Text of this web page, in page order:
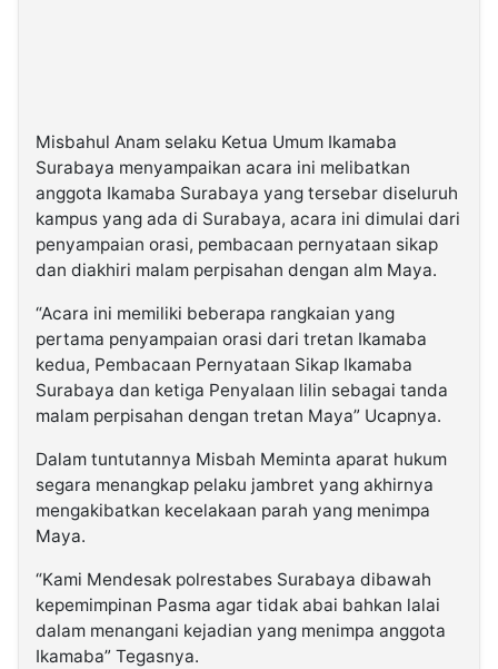
Misbahul Anam selaku Ketua Umum Ikamaba
Surabaya menyampaikan acara ini melibatkan
anggota Ikamaba Surabaya yang tersebar diseluruh
kampus yang ada di Surabaya, acara ini dimulai dari
penyampaian orasi, pembacaan pernyataan sikap
dan diakhiri malam perpisahan dengan alm Maya.
“Acara ini memiliki beberapa rangkaian yang
pertama penyampaian orasi dari tretan Ikamaba
kedua, Pembacaan Pernyataan Sikap Ikamaba
Surabaya dan ketiga Penyalaan lilin sebagai tanda
malam perpisahan dengan tretan Maya” Ucapnya.
Dalam tuntutannya Misbah Meminta aparat hukum
segara menangkap pelaku jambret yang akhirnya
mengakibatkan kecelakaan parah yang menimpa
Maya.
“Kami Mendesak polrestabes Surabaya dibawah
kepemimpinan Pasma agar tidak abai bahkan lalai
dalam menangani kejadian yang menimpa anggota
Ikamaba” Tegasnya.